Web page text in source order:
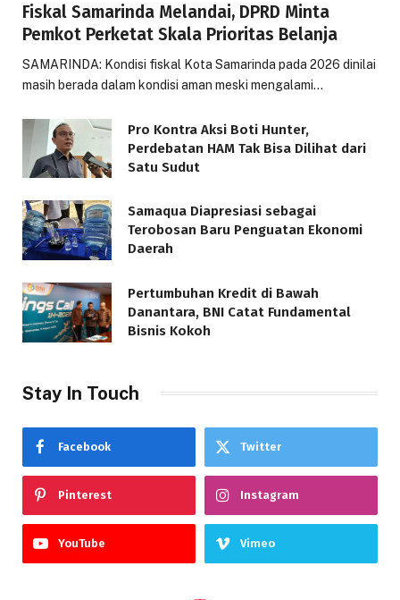
Fiskal Samarinda Melandai, DPRD Minta
Pemkot Perketat Skala Prioritas Belanja
SAMARINDA: Kondisi fiskal Kota Samarinda pada 2026 dinilai
masih berada dalam kondisi aman meski mengalami…
Pro Kontra Aksi Boti Hunter,
Perdebatan HAM Tak Bisa Dilihat dari
Satu Sudut
Samaqua Diapresiasi sebagai
Terobosan Baru Penguatan Ekonomi
Daerah
Pertumbuhan Kredit di Bawah
Danantara, BNI Catat Fundamental
Bisnis Kokoh
Stay In Touch
Facebook Twitter
Pinterest Instagram
YouTube Vimeo